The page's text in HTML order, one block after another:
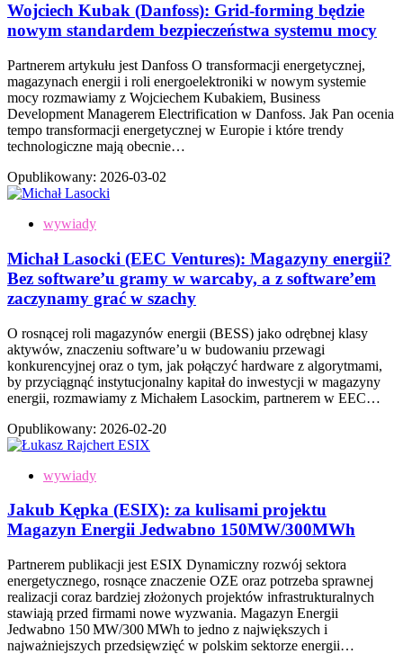
Wojciech Kubak (Danfoss): Grid-forming będzie
nowym standardem bezpieczeństwa systemu mocy
Partnerem artykułu jest Danfoss O transformacji energetycznej,
magazynach energii i roli energoelektroniki w nowym systemie
mocy rozmawiamy z Wojciechem Kubakiem, Business
Development Managerem Electrification w Danfoss. Jak Pan ocenia
tempo transformacji energetycznej w Europie i które trendy
technologiczne mają obecnie…
Opublikowany: 2026-03-02
wywiady
Michał Lasocki (EEC Ventures): Magazyny energii?
Bez software’u gramy w warcaby, a z software’em
zaczynamy grać w szachy
O rosnącej roli magazynów energii (BESS) jako odrębnej klasy
aktywów, znaczeniu software’u w budowaniu przewagi
konkurencyjnej oraz o tym, jak połączyć hardware z algorytmami,
by przyciągnąć instytucjonalny kapitał do inwestycji w magazyny
energii, rozmawiamy z Michałem Lasockim, partnerem w EEC…
Opublikowany: 2026-02-20
wywiady
Jakub Kępka (ESIX): za kulisami projektu
Magazyn Energii Jedwabno 150MW/300MWh
Partnerem publikacji jest ESIX Dynamiczny rozwój sektora
energetycznego, rosnące znaczenie OZE oraz potrzeba sprawnej
realizacji coraz bardziej złożonych projektów infrastrukturalnych
stawiają przed firmami nowe wyzwania. Magazyn Energii
Jedwabno 150 MW/300 MWh to jedno z największych i
najważniejszych przedsięwzięć w polskim sektorze energii…